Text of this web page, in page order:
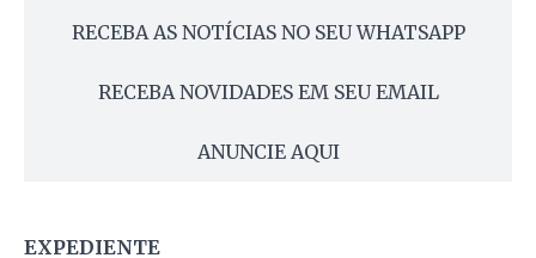
RECEBA AS NOTÍCIAS NO SEU WHATSAPP
RECEBA NOVIDADES EM SEU EMAIL
ANUNCIE AQUI
EXPEDIENTE